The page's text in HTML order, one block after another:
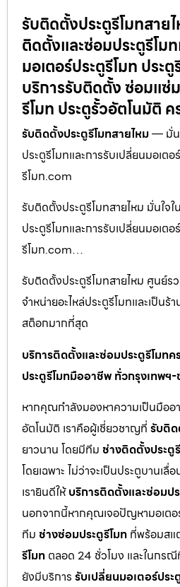
รับติดตั้งประตูรีโมทสาย
ติดตั้งและซ่อมประตูรีโม
มอเตอร์ประตูรีโมท ปร
บริการรับติดตั้ง ซ่อมแซ่
รีโมท ประตูรั้วอัตโนมัติ
รับติดตั้งประตูรีโมทสายไหม— มั่น
ประตูรีโมทและการรับเปลี่ยนมอเตอ
รีโมท.com
รับติดตั้งประตูรีโมทสายไหม มั่นใจ
ประตูรีโมทและการรับเปลี่ยนมอเตอ
รีโมท.com…
รับติดตั้งประตูรีโมทสายไหม ศูนย์
จำหน่ายอะไหล่ประตูรีโมทและเป็นร้
สต็อกมากที่สุด
บริการติดตั้งและซ่อมประตูรีโมท
ประตูรีโมทมืออาชีพ ทั่วกรุงเทพฯ
หากคุณกำลังมองหาความเป็นมืออ
อัตโนมัติ เราคือผู้เชี่ยวชาญที่ รับติด
ยาวนาน โดยมีทีม ช่างติดตั้งประตู
โดยเฉพาะ ไม่ว่าจะเป็นประตูบานเ
เรายินดีให้บริการติดตั้งและซ่อมป
นอกจากนี้หากคุณเจอปัญหามอเตอร์
ทีม ช่างซ่อมประตูรีโมท ที่พร้อมสแ
รีโมท ตลอด 24 ชั่วโมง และในกรณี
ยังมีบริการ รับเปลี่ยนมอเตอร์ประ